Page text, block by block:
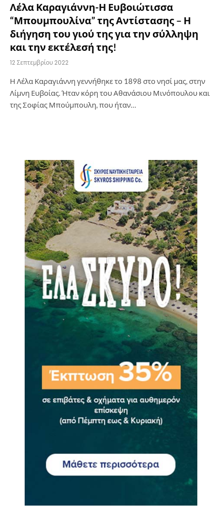
Λέλα Καραγιάννη-Η Ευβοιώτισσα
“Μπουμπουλίνα” της Αντίστασης – Η
διήγηση του γιού της για την σύλληψη
και την εκτέλεσή της!
12 Σεπτεμβρίου 2022
Η Λέλα Καραγιάννη γεννήθηκε το 1898 στο νησί μας, στην
Λίμνη Ευβοίας. Ήταν κόρη του Αθανάσιου Μινόπουλου και
της Σοφίας Μπούμπουλη, που ήταν…